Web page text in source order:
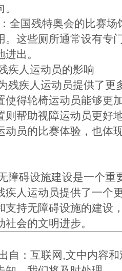
全国残特奥会的比赛场
。这些厕所通常设有专
出。
疾人运动员的影响
残疾人运动员提供了更
使得轮椅运动员能够更
则帮助视障运动员更好
动员的比赛体验，也体
障碍设施建设是一个重
疾人运动员提供了一个
支持无障碍设施的建设
会的文明进步。
自：互联网,文中内容